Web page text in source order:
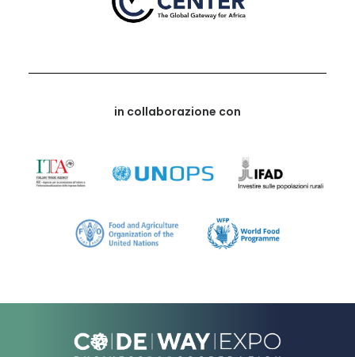
in collaborazione con